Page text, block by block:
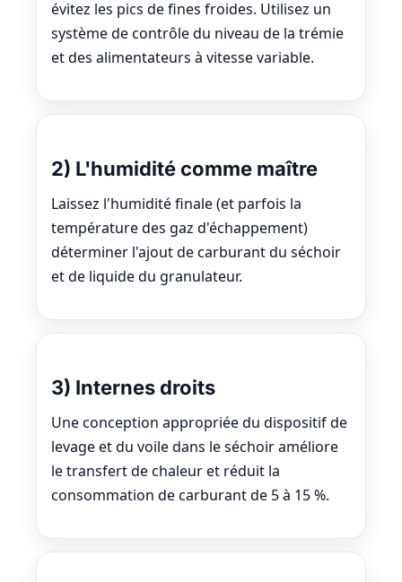
évitez les pics de fines froides. Utilisez un
système de contrôle du niveau de la trémie
et des alimentateurs à vitesse variable.
2) L'humidité comme maître
Laissez l'humidité finale (et parfois la
température des gaz d'échappement)
déterminer l'ajout de carburant du séchoir
et de liquide du granulateur.
3) Internes droits
Une conception appropriée du dispositif de
levage et du voile dans le séchoir améliore
le transfert de chaleur et réduit la
consommation de carburant de 5 à 15 %.